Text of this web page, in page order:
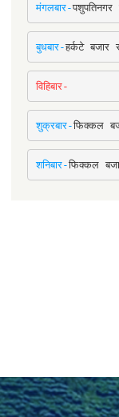
:
:
मंगलबार-
बुधबार-हर्कटे बजार
विहिबार-
शुक्रबार-फिक्कल
शनिबार-फिक्कल